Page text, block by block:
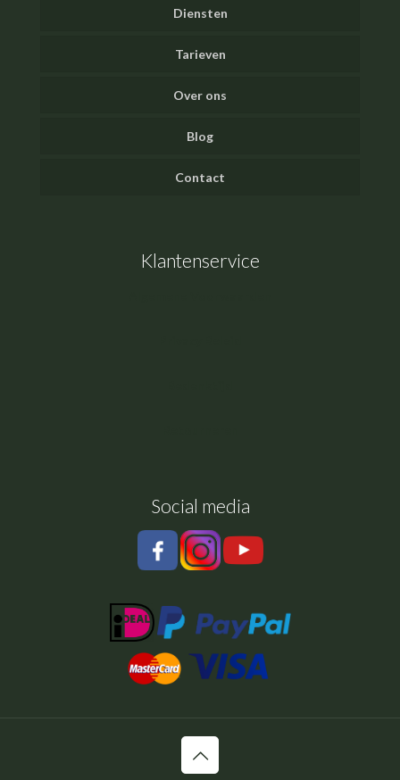
Diensten
Tarieven
Over ons
Blog
Contact
Klantenservice
Social media